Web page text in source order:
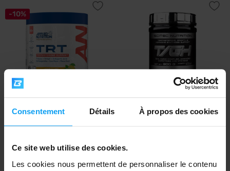
Consentement Détails À propos des cookies
Ce site web utilise des cookies.
Les cookies nous permettent de personnaliser le contenu
-10%
Applied Nutrition
TRT 300 g
EN STOCK - IL NE RESTE QUE QUELQUES
Scitec Nutrition
T / GH 240 - 300 g
34,90